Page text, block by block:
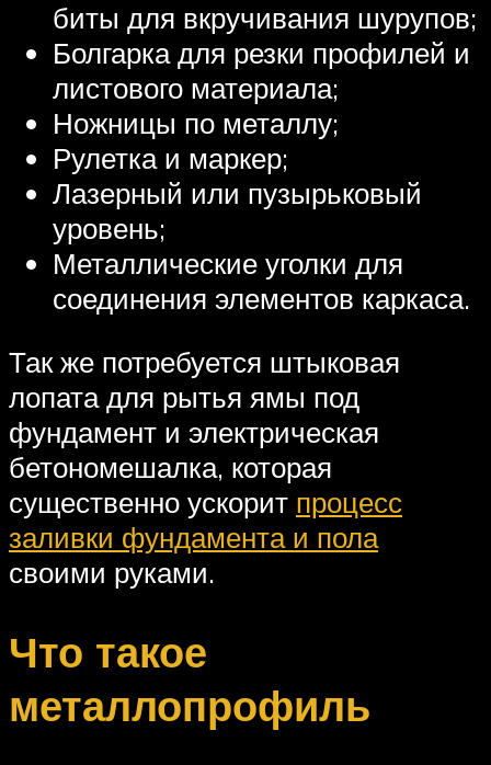
биты для вкручивания шурупов;
Болгарка для резки профилей и
листового материала;
Ножницы по металлу;
Рулетка и маркер;
Лазерный или пузырьковый
уровень;
Металлические уголки для
соединения элементов каркаса.
Так же потребуется штыковая
лопата для рытья ямы под
фундамент и электрическая
бетономешалка, которая
существенно ускорит процесс
заливки фундамента и пола
своими руками.
Что такое
металлопрофиль